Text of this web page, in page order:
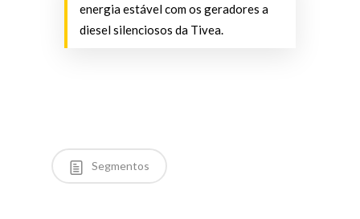
energia estável com os geradores a
diesel silenciosos da Tivea.
Segmentos